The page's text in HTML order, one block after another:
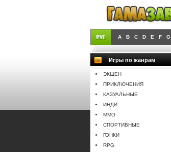
A B C D E F G
Игры по жанрам
ЭКШЕН
ПРИКЛЮЧЕНИЯ
КАЗУАЛЬНЫЕ
ИНДИ
MMO
СПОРТИВНЫЕ
ГОНКИ
RPG